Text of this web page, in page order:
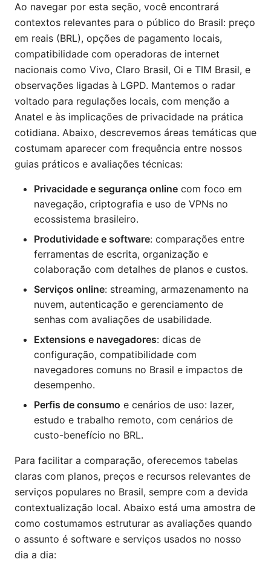
Ao navegar por esta seção, você encontrará
contextos relevantes para o público do Brasil: preço
em reais (BRL), opções de pagamento locais,
compatibilidade com operadoras de internet
nacionais como Vivo, Claro Brasil, Oi e TIM Brasil, e
observações ligadas à LGPD. Mantemos o radar
voltado para regulações locais, com menção a
Anatel e às implicações de privacidade na prática
cotidiana. Abaixo, descrevemos áreas temáticas que
costumam aparecer com frequência entre nossos
guias práticos e avaliações técnicas:
Privacidade e segurança online com foco em
navegação, criptografia e uso de VPNs no
ecossistema brasileiro.
Produtividade e software: comparações entre
ferramentas de escrita, organização e
colaboração com detalhes de planos e custos.
Serviços online: streaming, armazenamento na
nuvem, autenticação e gerenciamento de
senhas com avaliações de usabilidade.
Extensions e navegadores: dicas de
configuração, compatibilidade com
navegadores comuns no Brasil e impactos de
desempenho.
Perfis de consumo e cenários de uso: lazer,
estudo e trabalho remoto, com cenários de
custo-benefício no BRL.
Para facilitar a comparação, oferecemos tabelas
claras com planos, preços e recursos relevantes de
serviços populares no Brasil, sempre com a devida
contextualização local. Abaixo está uma amostra de
como costumamos estruturar as avaliações quando
o assunto é software e serviços usados no nosso
dia a dia: